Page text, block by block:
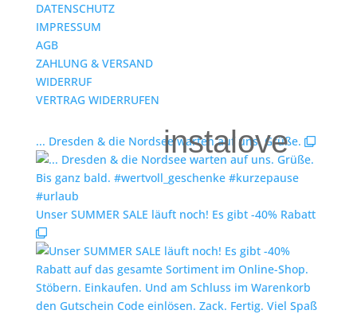
DATENSCHUTZ
IMPRESSUM
AGB
ZAHLUNG & VERSAND
WIDERRUF
VERTRAG WIDERRUFEN
instalove
... Dresden & die Nordsee warten auf uns. Grüße.
Unser SUMMER SALE läuft noch! Es gibt -40% Rabatt